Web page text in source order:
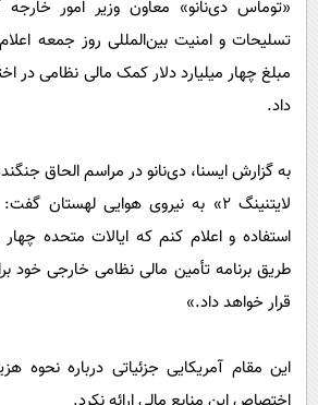
سرگرمی
فناوری
محیط زیست
سلامت
حیات وحش
پیامک
روانشناسی
آشپزی
«توماس دی‌نانو» معاون وزیر امور خارجه
تسلیحات و امنیت بین‌المللی روز جمعه
مبلغ چهار میلیارد دلار کمک مالی نظامی در
داد.
لایتنینگ ۲» به نیروی هوایی
استفاده و اعلام کنم که ایالات متحده چهار
طریق برنامه تأمین مالی نظامی خارجی خود
قرار خواهد داد.»
این مقام آمریکایی جزئیاتی درباره نحوه